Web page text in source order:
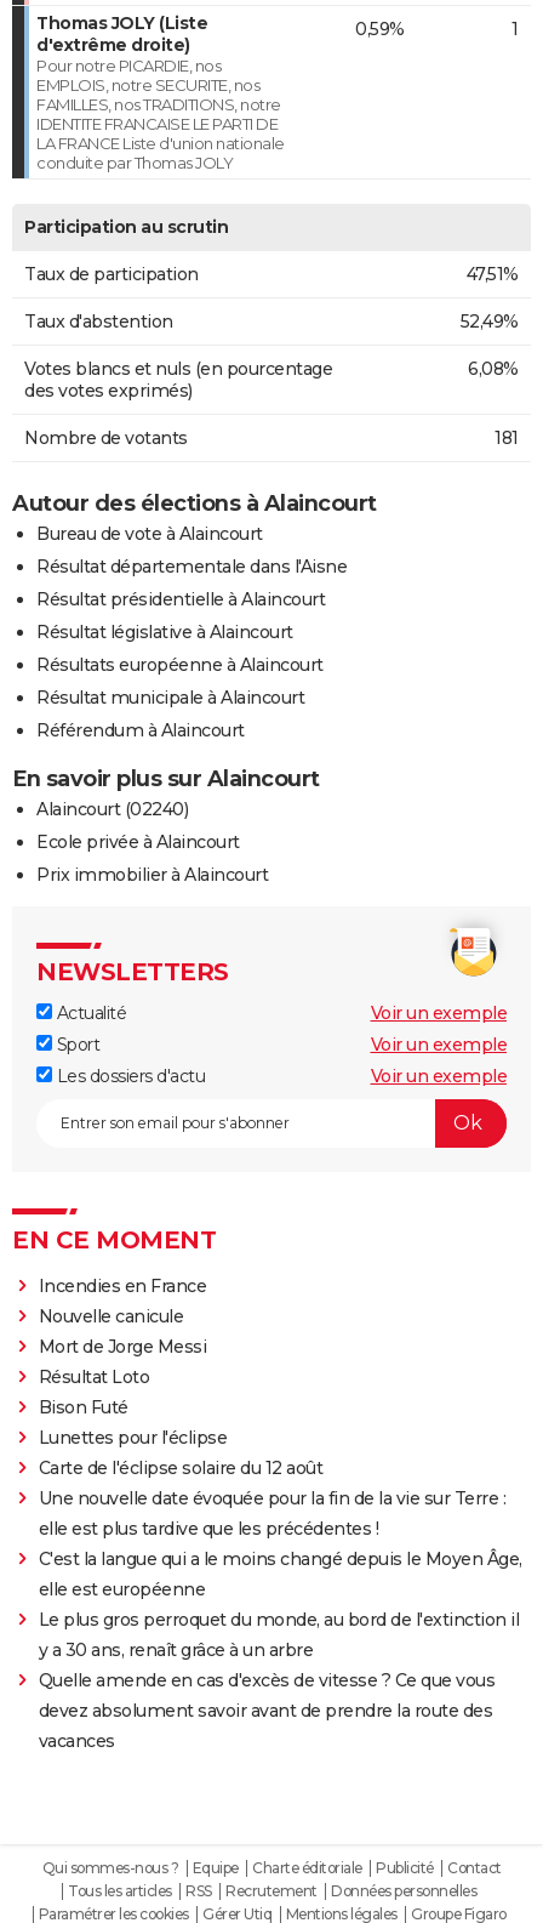
Thomas JOLY (Liste
d'extrême droite)
Pour notre PICARDIE, nos
EMPLOIS, notre SECURITE, nos
FAMILLES, nos TRADITIONS, notre
IDENTITE FRANCAISE LE PARTI DE
LA FRANCE Liste d'union nationale
conduite par Thomas JOLY
0,59% 1
Participation au scrutin
Taux de participation 47,51%
Taux d'abstention 52,49%
Votes blancs et nuls (en pourcentage
des votes exprimés)
6,08%
Nombre de votants 181
Autour des élections à Alaincourt
Bureau de vote à Alaincourt
Résultat départementale dans l'Aisne
Résultat présidentielle à Alaincourt
Résultat législative à Alaincourt
Résultats européenne à Alaincourt
Résultat municipale à Alaincourt
Référendum à Alaincourt
En savoir plus sur Alaincourt
Alaincourt (02240)
Ecole privée à Alaincourt
Prix immobilier à Alaincourt
NEWSLETTERS
Actualité
Voir un exemple
Sport
Voir un exemple
Les dossiers d'actu
Voir un exemple
EN CE MOMENT
Incendies en France
Nouvelle canicule
Mort de Jorge Messi
Résultat Loto
Bison Futé
Lunettes pour l'éclipse
Carte de l'éclipse solaire du 12 août
Une nouvelle date évoquée pour la fin de la vie sur Terre :
elle est plus tardive que les précédentes !
C'est la langue qui a le moins changé depuis le Moyen Âge,
elle est européenne
Le plus gros perroquet du monde, au bord de l'extinction il
y a 30 ans, renaît grâce à un arbre
Quelle amende en cas d'excès de vitesse ? Ce que vous
devez absolument savoir avant de prendre la route des
vacances
Qui sommes-nous ? Equipe Charte éditoriale Publicité
Contact
Tous les articles
RSS Recrutement
Données personnelles
Paramétrer les cookies
Gérer Utiq Mentions légales Groupe Figaro